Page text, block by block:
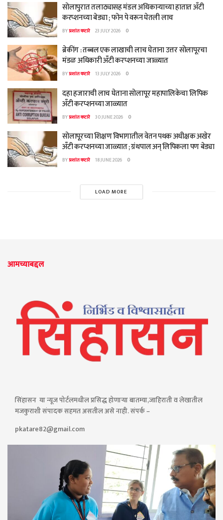
सोलापुरात तलाठ्यासह मंडल अधिकाऱ्याच्या हातात अँटी
करप्शनच्या बेड्या ; फोन पे वरून घेतली लाच
BYप्रशांत कटारे 23 JULY 2026 0
ब्रेकींग : तब्बल एक लाखाची लाच घेताना उत्तर सोलापूरचा
मंडळ अधिकारी अँटी करप्शनच्या जाळ्यात
BYप्रशांत कटारे 13 JULY 2026 0
दहा हजाराची लाच घेताना सोलापूर महापालिकेचा लिपिक
अँटी करप्शनच्या जाळ्यात
BYप्रशांत कटारे 30 JUNE 2026 0
सोलापूरच्या शिक्षण विभागातील वेतन पथक अधीक्षक अखेर
अँटी करप्शनच्या जाळ्यात ; ग्रंथपाल अन् लिपिकला पण बेड्या
BYप्रशांत कटारे 18 JUNE 2026 0
LOAD MORE
आमच्याबद्दल
सिंहासन या न्यूज पोर्टलमधील प्रसिद्ध होणाऱ्या बातम्या,जाहिराती व लेखातील
मजकुराशी संपादक सहमत असतील असे नाही. संपर्क –
pkatare82@gmail.com